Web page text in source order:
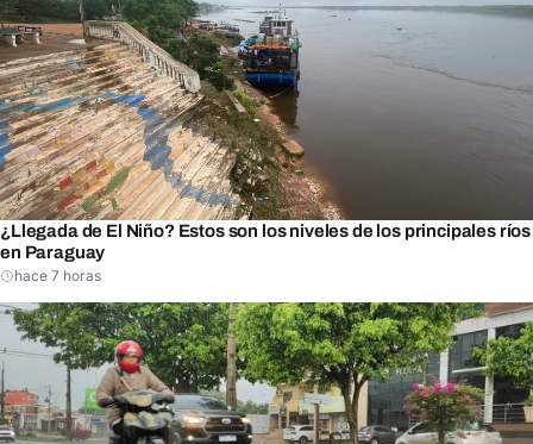
¿Llegada de El Niño? Estos son los niveles de los principales ríos
en Paraguay
hace 7 horas